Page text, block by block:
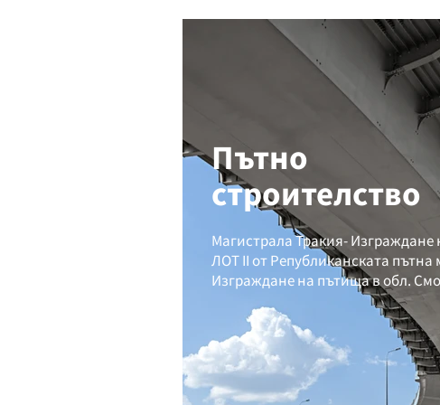
Пътно
строителство
Магистрала Тракия- Изграждане
ЛОТ II от Републиканската пътна
Изграждане на пътища в обл.